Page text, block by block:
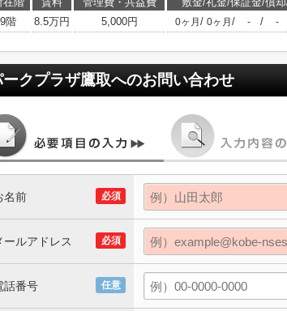
9階
8.5万円 5,000円 0ヶ月 / 0ヶ月 / - / -
ークプラザ鷹取へのお問い合わせ
必須
名前
必須
ールアドレス
任意
話番号